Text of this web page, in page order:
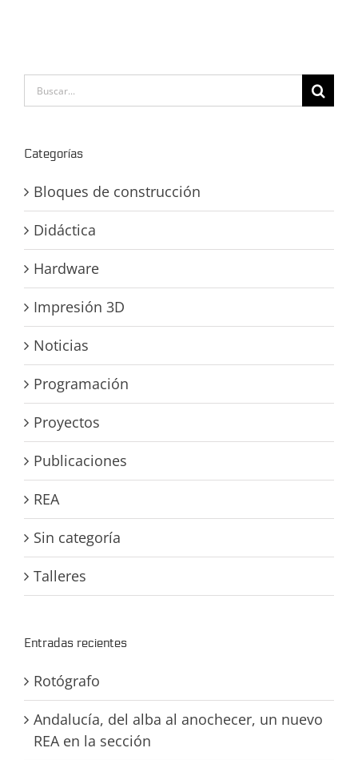
Buscar:
Categorías
Bloques de construcción
Didáctica
Hardware
Impresión 3D
Noticias
Programación
Proyectos
Publicaciones
REA
Sin categoría
Talleres
Entradas recientes
Rotógrafo
Andalucía, del alba al anochecer, un nuevo
REA en la sección